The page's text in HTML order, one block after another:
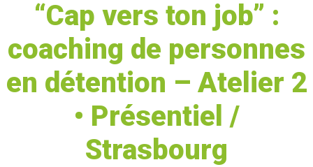
“Cap vers ton job” :
coaching de personnes
en détention – Atelier 2
• Présentiel /
Strasbourg